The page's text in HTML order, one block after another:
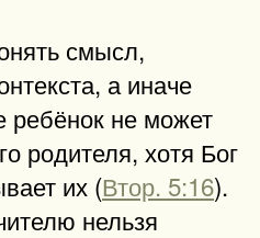
смысл,
а иначе
ребёнок не может
родителя, хотя Бог
их (Втор. 5:16).
нельзя